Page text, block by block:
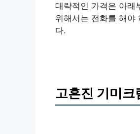
대략적인 가격은 아래
위해서는 전화를 해야
다.
고혼진 기미크